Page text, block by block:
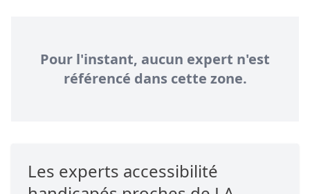
Pour l'instant, aucun expert n'est
référencé dans cette zone.
Les experts accessibilité